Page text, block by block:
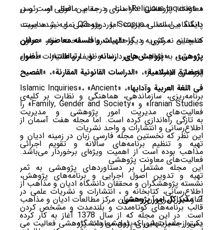
« Religious Inquiries» دارای درجه بین المللی است و در
پایگاه بین المللی Scopus با درجه Q3 نمایه شده است.
همچنین نه نشریه دیگر «الهیات و فلسفه معاصر»، «عرفان
پژوهی»، «پژوهش‌های رسانه و ارتباطات»، «أضواء
الحضارة الاسلامیة»، «الدراسات القانونیة المقارنة»، «الفصیح
فی اللغة العربیة وآدابها
»، «Islamic Inquiries»، «Ancient
Iranian Studies» و «Family, Gender and Society» را
به تازگی راه‌اندازی کرده است. اما مجله هفت آسمان از
این نظر که نخستین مجله فارسی زبان در زمینه ادیان و
مذاهب بوده است از اهمیت ویژه‌­ای برخوردار می­‌باشد.
این مجله مشتمل بر دستاوردهای پژوهشی به ثمر
نشسته­ پژوهشگران و محققان دانشگاه ادیان و مذاهب از
آغاز شکل­‌گیری آن به عنوان مرکز مطالعات ادیان و مذاهب
است. در این مجله که از سال 1378 آغاز به کار کرده‌
معاونت پژوهشی داراست و مقام مافوق او، رئیس
دانشگاه است. مدیریت امور پژوهشی و نیز مدیریت
کتابخانه مرکزی و واحد نشریات تحت نظر معاون
پژوهشی به فعالیت می­‌پردازند. وظایف و اختیارات معاون
پژوهش عبارتند از:
برنامه‌ریزی، سازماندهی، هماهنگی و نظارت بر کلیه‌ی
فعالیت‌های مدیریت امور پژوهشی و مدیریت
اطلاع‌رسانی و انتشارات و واحد نشریات
تهیه و تنظیم برنامه‌های سالانه و تقویم اجرائی
فعالیت‌های معاونت پژوهشی
تهیه و تدوین اصول اجرایی و برنامه‌های پژوهش،
اطلاع‌رسانی، کتابخانه و ، انتشارات و نشریات علمی در
قالب برنامه‌های کوتاه‌مدت و بلندمدت و مشخص کردن
دستور جلسات شورای پژوهشی دانشگاه
مدیر کل امور پژوهشی
یکی از مدیریتهایی که ذیل معاونت پژوهشی فعالیت می­‌